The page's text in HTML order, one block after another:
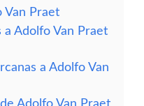
Van Praet
a Adolfo Van Praet
a Adolfo Van
Adolfo Van Praet